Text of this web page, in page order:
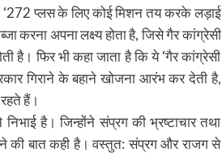
‘272 प्लस के लिए कोई मिशन तय करके लड़ाई
करना अपना लक्ष्य होता है, जिसे गैर कांग्रेसी
है। फिर भी कहा जाता है कि ये ‘गैर कांग्रेसी
गिराने के बहाने खोजना आरंभ कर देती है,
हैं।
निभाई है। जिन्होंने संप्रग की भ्रष्टाचार तथा
करने की बात कही है। वस्तुत: संप्रग और राजग से